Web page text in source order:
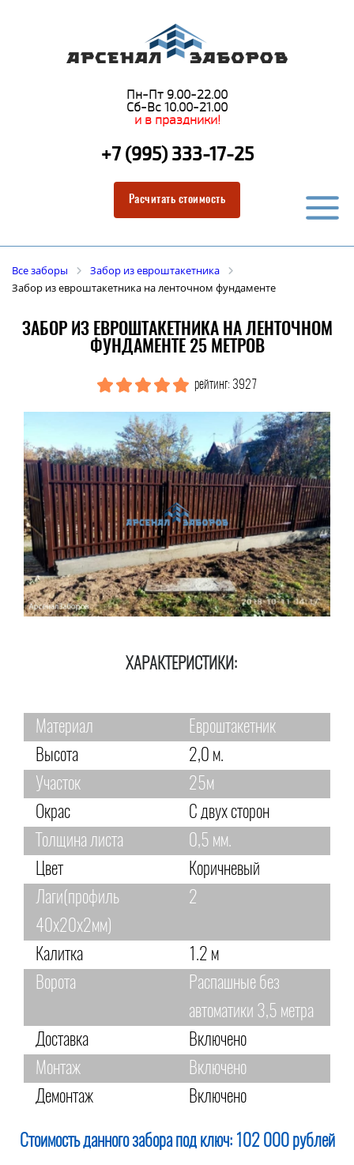
Пн-Пт 9.00-22.00
Сб-Вс 10.00-21.00
и в праздники!
+7 (995) 333-17-25
Расчитать стоимость
Все заборы
Забор из евроштакетника
Забор из евроштакетника на ленточном фундаменте
ЗАБОР ИЗ ЕВРОШТАКЕТНИКА НА ЛЕНТОЧНОМ
ФУНДАМЕНТЕ 25 МЕТРОВ
рейтинг: 3927
ХАРАКТЕРИСТИКИ:
Материал
Евроштакетник
Высота
2,0 м.
Участок
25м
Окрас
С двух сторон
Толщина листа
0,5 мм.
Цвет
Коричневый
Лаги(профиль
40х20х2мм)
2
Калитка
1.2 м
Ворота
Распашные без
автоматики 3,5 метра
Доставка
Включено
Монтаж
Включено
Демонтаж
Включено
Стоимость данного забора под ключ: 102 000 рублей